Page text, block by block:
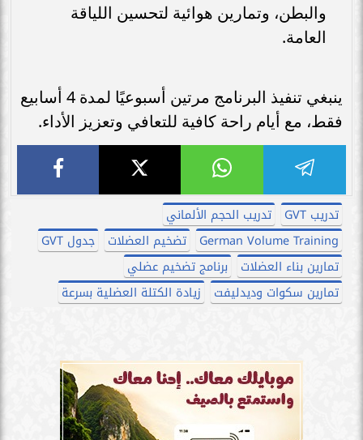
والبطن، وتمارين هوائية لتحسين اللياقة
العامة.
ينبغي تنفيذ البرنامج مرتين أسبوعيًا لمدة 4 أسابيع
فقط، مع أيام راحة كافية للتعافي وتعزيز الأداء.
تدريب GVT
تدريب الحجم الألماني
German Volume Training
تضخيم العضلات
جدول GVT
تمارين بناء العضلات
برنامج تضخيم عضلي
تمارين سكوات وديدليفت
زيادة الكتلة العضلية بسرعة